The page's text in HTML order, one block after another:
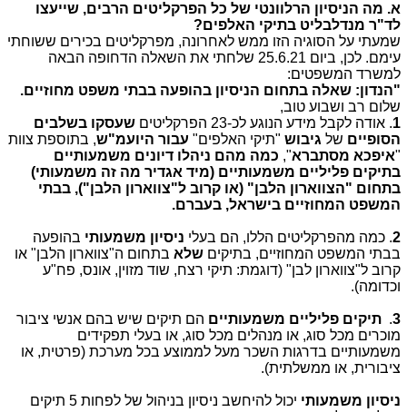
א. מה הניסיון הרלוונטי של כל הפרקליטים הרבים, שייעצו
לד"ר מנדלבליט בתיקי האלפים?
שמעתי על הסוגיה הזו ממש לאחרונה, מפרקליטים בכירים ששוחתי
עימם. לכן, ביום 25.6.21 שלחתי את השאלה הדחופה הבאה
למשרד המשפטים:
"הנדון: שאלה בתחום הניסיון בהופעה בבתי משפט מחוזיים.
שלום רב ושבוע טוב,
1. אודה לקבל מידע הנוגע לכ-23 הפרקליטים
שעסקו בשלבים
הסופיים של גיבוש "תיקי האלפים" עבור היועמ"ש, בתוספת צוות
"איפכא מסתברא", כמה מהם ניהלו דיונים משמעותיים
בתיקים פליליים משמעותיים (מיד אגדיר מה זה משמעותי)
בתחום "הצווארון הלבן" (או קרוב ל"צווארון הלבן"), בבתי
המשפט המחוזיים בישראל, בעברם.
2. כמה מהפרקליטים הללו, הם בעלי ניסיון משמעותי בהופעה
בבתי המשפט המחוזיים, בתיקים שלא בתחום ה"צווארון הלבן" או
קרוב ל"צווארון לבן" (דוגמת: תיקי רצח, שוד מזוין, אונס, פח"ע
וכדומה).
3
. תיקים פליליים משמעותיים הם תיקים שיש בהם אנשי ציבור
מוכרים מכל סוג, או מנהלים מכל סוג, או בעלי תפקידים
משמעותיים בדרגות השכר מעל לממוצע בכל מערכת (פרטית, או
ציבורית, או ממשלתית).
ניסיון משמעותי
יכול להיחשב ניסיון בניהול של לפחות 5 תיקים